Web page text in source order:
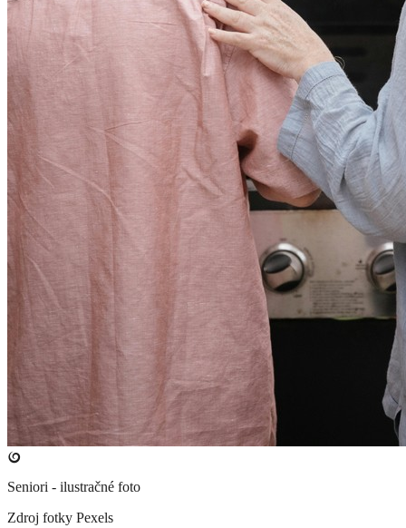
Seniori - ilustračné foto
Zdroj fotky Pexels